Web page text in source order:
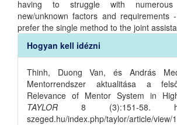
having to struggle with
new/unknown factors and requirements
prefer the single method to the joint
Article
Details
Hogyan kell idézni
Thinh, Duong Van, és András
Mentorrendszer aktualitása a
Relevance of Mentor System in
TAYLOR 8 (3):151-58.
szeged.hu/index.php/taylor/article/view/